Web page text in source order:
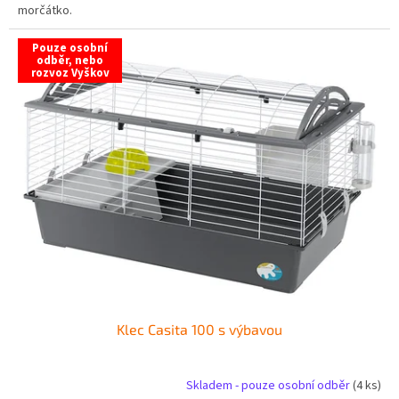
morčátko.
Pouze osobní
odběr, nebo
rozvoz Vyškov
Klec Casita 100 s výbavou
Skladem - pouze osobní odběr(4 ks)